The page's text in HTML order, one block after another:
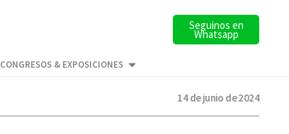
Seguinos en
Whatsapp
CONGRESOS & EXPOSICIONES
14 de junio de 2024